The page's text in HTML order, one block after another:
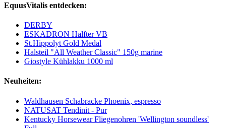
EquusVitalis entdecken:
DERBY
ESKADRON Halfter VB
St.Hippolyt Gold Medal
Halsteil "All Weather Classic" 150g marine
Giostyle Kühlakku 1000 ml
Neuheiten:
Waldhausen Schabracke Phoenix, espresso
NATUSAT Tendinit - Pur
Kentucky Horsewear Fliegenohren 'Wellington soundless'